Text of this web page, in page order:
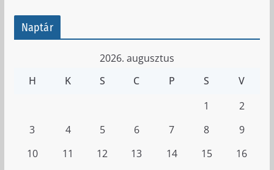
Naptár
2026. augusztus
H
K S C P S V
1
2
3
4 5 6 7 8
9
10
11 12 13 14 15
16